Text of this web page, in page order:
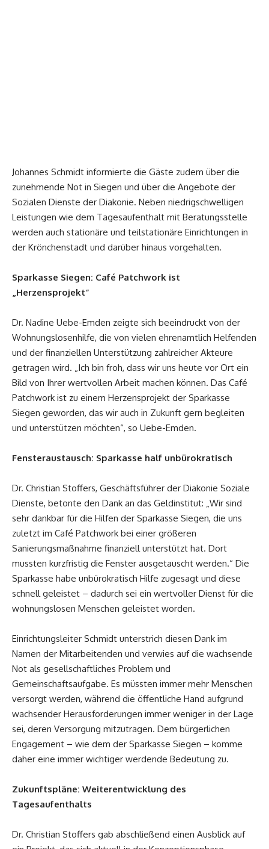
Johannes Schmidt informierte die Gäste zudem über die
zunehmende Not in Siegen und über die Angebote der
Sozialen Dienste der Diakonie. Neben niedrigschwelligen
Leistungen wie dem Tagesaufenthalt mit Beratungsstelle
werden auch stationäre und teilstationäre Einrichtungen in
der Krönchenstadt und darüber hinaus vorgehalten.
Sparkasse Siegen: Café Patchwork ist
„Herzensprojekt“
Dr. Nadine Uebe-Emden zeigte sich beeindruckt von der
Wohnungslosenhilfe, die von vielen ehrenamtlich Helfenden
und der finanziellen Unterstützung zahlreicher Akteure
getragen wird. „Ich bin froh, dass wir uns heute vor Ort ein
Bild von Ihrer wertvollen Arbeit machen können. Das Café
Patchwork ist zu einem Herzensprojekt der Sparkasse
Siegen geworden, das wir auch in Zukunft gern begleiten
und unterstützen möchten“, so Uebe-Emden.
Fensteraustausch: Sparkasse half unbürokratisch
Dr. Christian Stoffers, Geschäftsführer der Diakonie Soziale
Dienste, betonte den Dank an das Geldinstitut: „Wir sind
sehr dankbar für die Hilfen der Sparkasse Siegen, die uns
zuletzt im Café Patchwork bei einer größeren
Sanierungsmaßnahme finanziell unterstützt hat. Dort
mussten kurzfristig die Fenster ausgetauscht werden.“ Die
Sparkasse habe unbürokratisch Hilfe zugesagt und diese
schnell geleistet – dadurch sei ein wertvoller Dienst für die
wohnungslosen Menschen geleistet worden.
Einrichtungsleiter Schmidt unterstrich diesen Dank im
Namen der Mitarbeitenden und verwies auf die wachsende
Not als gesellschaftliches Problem und
Gemeinschaftsaufgabe. Es müssten immer mehr Menschen
versorgt werden, während die öffentliche Hand aufgrund
wachsender Herausforderungen immer weniger in der Lage
sei, deren Versorgung mitzutragen. Dem bürgerlichen
Engagement – wie dem der Sparkasse Siegen – komme
daher eine immer wichtiger werdende Bedeutung zu.
Zukunftspläne: Weiterentwicklung des
Tagesaufenthalts
Dr. Christian Stoffers gab abschließend einen Ausblick auf